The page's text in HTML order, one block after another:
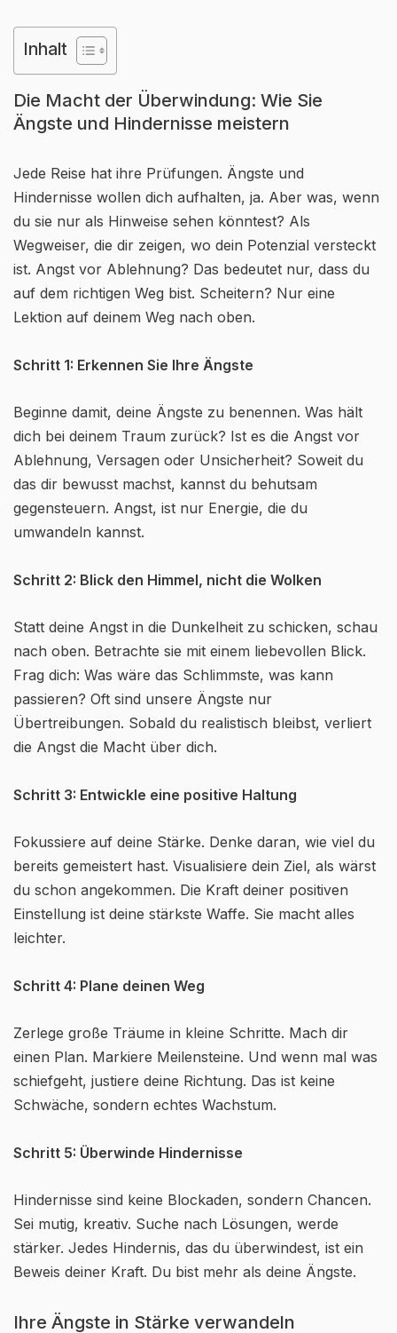
Inhalt
Die Macht der Überwindung: Wie Sie
Ängste und Hindernisse meistern
Jede Reise hat ihre Prüfungen. Ängste und
Hindernisse wollen dich aufhalten, ja. Aber was, wenn
du sie nur als Hinweise sehen könntest? Als
Wegweiser, die dir zeigen, wo dein Potenzial versteckt
ist. Angst vor Ablehnung? Das bedeutet nur, dass du
auf dem richtigen Weg bist. Scheitern? Nur eine
Lektion auf deinem Weg nach oben.
Schritt 1: Erkennen Sie Ihre Ängste
Beginne damit, deine Ängste zu benennen. Was hält
dich bei deinem Traum zurück? Ist es die Angst vor
Ablehnung, Versagen oder Unsicherheit? Soweit du
das dir bewusst machst, kannst du behutsam
gegensteuern. Angst, ist nur Energie, die du
umwandeln kannst.
Schritt 2: Blick den Himmel, nicht die Wolken
Statt deine Angst in die Dunkelheit zu schicken, schau
nach oben. Betrachte sie mit einem liebevollen Blick.
Frag dich: Was wäre das Schlimmste, was kann
passieren? Oft sind unsere Ängste nur
Übertreibungen. Sobald du realistisch bleibst, verliert
die Angst die Macht über dich.
Schritt 3: Entwickle eine positive Haltung
Fokussiere auf deine Stärke. Denke daran, wie viel du
bereits gemeistert hast. Visualisiere dein Ziel, als wärst
du schon angekommen. Die Kraft deiner positiven
Einstellung ist deine stärkste Waffe. Sie macht alles
leichter.
Schritt 4: Plane deinen Weg
Zerlege große Träume in kleine Schritte. Mach dir
einen Plan. Markiere Meilensteine. Und wenn mal was
schiefgeht, justiere deine Richtung. Das ist keine
Schwäche, sondern echtes Wachstum.
Schritt 5: Überwinde Hindernisse
Hindernisse sind keine Blockaden, sondern Chancen.
Sei mutig, kreativ. Suche nach Lösungen, werde
stärker. Jedes Hindernis, das du überwindest, ist ein
Beweis deiner Kraft. Du bist mehr als deine Ängste.
Ihre Ängste in Stärke verwandeln